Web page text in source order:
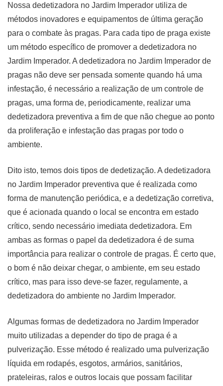
Nossa dedetizadora no Jardim Imperador utiliza de
métodos inovadores e equipamentos de última geração
para o combate às pragas. Para cada tipo de praga existe
um método específico de promover a dedetizadora no
Jardim Imperador. A dedetizadora no Jardim Imperador de
pragas não deve ser pensada somente quando há uma
infestação, é necessário a realização de um controle de
pragas, uma forma de, periodicamente, realizar uma
dedetizadora preventiva a fim de que não chegue ao ponto
da proliferação e infestação das pragas por todo o
ambiente.
Dito isto, temos dois tipos de dedetização. A dedetizadora
no Jardim Imperador preventiva que é realizada como
forma de manutenção periódica, e a dedetização corretiva,
que é acionada quando o local se encontra em estado
crítico, sendo necessário imediata dedetizadora. Em
ambas as formas o papel da dedetizadora é de suma
importância para realizar o controle de pragas. É certo que,
o bom é não deixar chegar, o ambiente, em seu estado
crítico, mas para isso deve-se fazer, regulamente, a
dedetizadora do ambiente no Jardim Imperador.
Algumas formas de dedetizadora no Jardim Imperador
muito utilizadas a depender do tipo de praga é a
pulverização. Esse método é realizado uma pulverização
líquida em rodapés, esgotos, armários, sanitários,
prateleiras, ralos e outros locais que possam facilitar